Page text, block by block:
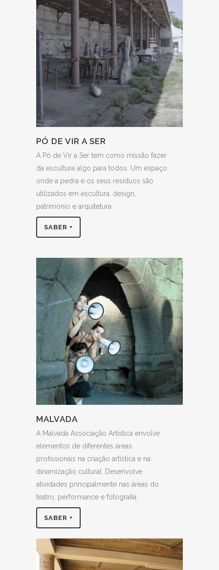
PÓ DE VIR A SER
A Pó de Vir a Ser tem como missão fazer
da escultura algo para todos. Um espaço
onde a pedra e os seus resíduos são
utilizados em escultura, design,
património e arquitetura.
SABER +
MALVADA
A Malvada Associação Artística envolve
elementos de diferentes áreas
profissionais na criação artística e na
dinamização cultural. Desenvolve
atividades principalmente nas áreas do
teatro, performance e fotografia.
SABER +